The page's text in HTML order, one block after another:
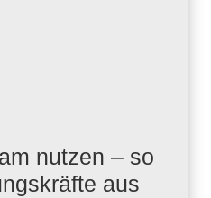
nutzen – so
aus